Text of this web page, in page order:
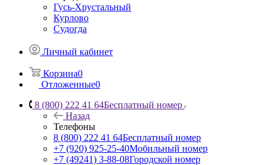
Гусь-Хрустальный
Курлово
Судогда
Личный кабинет
Корзина0
Отложенные0
8 (800) 222 41 64Бесплатный номер
Назад
Телефоны
8 (800) 222 41 64Бесплатный номер
+7 (920) 925-25-40Мобильный номер
+7 (49241) 3-88-08Городской номер